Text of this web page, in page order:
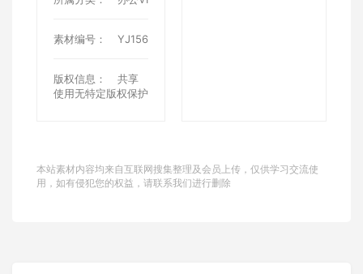
素材编号： YJ156
版权信息：
共享
使用无特定版权保护
本站素材内容均来自互联网搜集整理及会员上传，仅供学习交流使
用，如有侵犯您的权益，请联系我们进行删除